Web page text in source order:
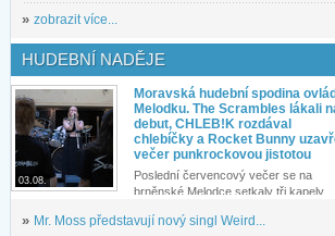
» zobrazit více...
HUDEBNÍ NADĚJE
03.08.
Moravská hudební spodina
Melodku. The Scrambles lákali
debut, CHLEB!K rozdával
chlebíčky a Rocket Bunny
večer punkrockovou jistotou
Poslední červencový večer se na
brněnské Melodce setkaly tři kapely...
» Mr. Moss představují nový singl Weird...